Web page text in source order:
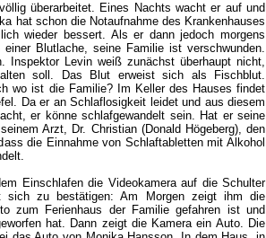
überarbeitet. Eines Nachts wacht er auf und
hat schon die Notaufnahme des Krankenhauses
wieder bessert. Als er dann jedoch morgens
Blutlache, seine Familie ist verschwunden.
Inspektor Levin weiß zunächst überhaupt nicht,
soll. Das Blut erweist sich als Fischblut.
wo ist die Familie? Im Keller des Hauses findet
Da er an Schlaflosigkeit leidet und aus diesem
er könne schlafgewandelt sein. Hat er seine
Arzt, Dr. Christian (Donald Högeberg), den
die Einnahme von Schlaftabletten mit Alkohol
Einschlafen die Videokamera auf die Schulter
zu bestätigen: Am Morgen zeigt ihm die
zum Ferienhaus der Familie gefahren ist und
hat. Dann zeigt die Kamera ein Auto. Die